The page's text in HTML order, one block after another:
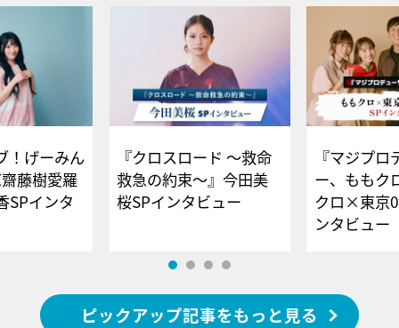
！げーみん
藤樹愛羅
SPインタ
『クロスロード ～救命
救急の約束～』今田美
桜SPインタビュー
『マジプロ
ー、ももク
クロ×東京
ンタビュー
ピックアップ記事をもっと見る